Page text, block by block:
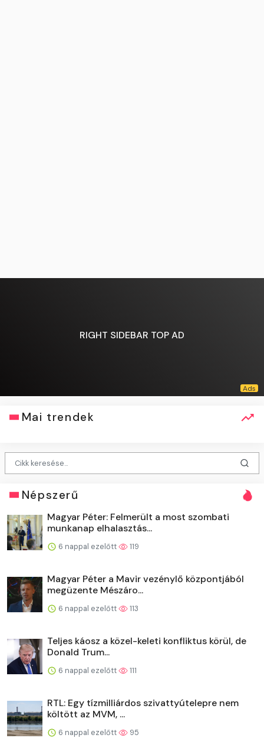
RIGHT SIDEBAR TOP AD
Mai trendek
Népszerű
Magyar Péter: Felmerült a most szombati
munkanap elhalasztás...
6 nappal ezelőtt 119
Magyar Péter a Mavir vezénylő központjából
megüzente Mészáro...
6 nappal ezelőtt 113
Teljes káosz a közel-keleti konfliktus körül, de
Donald Trum...
6 nappal ezelőtt 111
RTL: Egy tízmilliárdos szivattyútelepre nem
költött az MVM, ...
6 nappal ezelőtt 95